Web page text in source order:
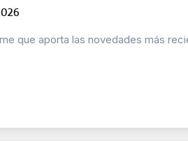
que aporta las novedades más